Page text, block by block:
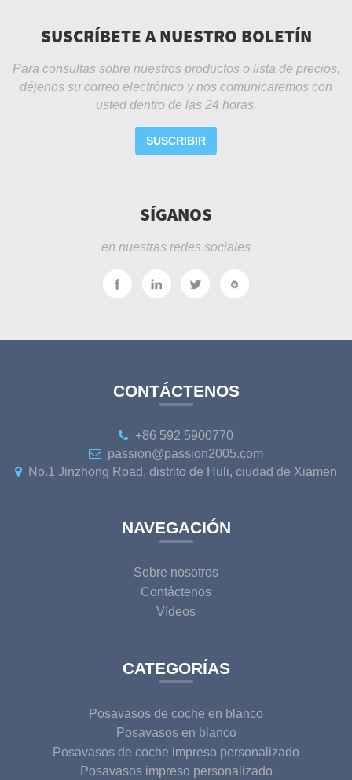
SUSCRÍBETE A NUESTRO BOLETÍN
Para consultas sobre nuestros productos o lista de precios,
déjenos su correo electrónico y nos comunicaremos con
usted dentro de las 24 horas.
SUSCRIBIR
SÍGANOS
en nuestras redes sociales
CONTÁCTENOS
+86 592 5900770
passion@passion2005.com
No.1 Jinzhong Road, distrito de Huli, ciudad de Xiamen
NAVEGACIÓN
Sobre nosotros
Contáctenos
Vídeos
CATEGORÍAS
Posavasos de coche en blanco
Posavasos en blanco
Posavasos de coche impreso personalizado
Posavasos impreso personalizado